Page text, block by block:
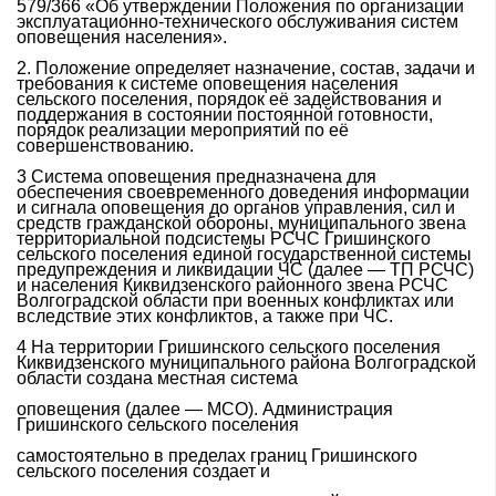
579/366 «Об утверждении Положения по организации
эксплуатационно-технического обслуживания систем
оповещения населения».
2. Положение определяет назначение, состав, задачи и
требования к системе оповещения населения
сельского поселения, порядок её задействования и
поддержания в состоянии постоянной готовности,
порядок реализации мероприятий по её
совершенствованию.
3 Система оповещения предназначена для
обеспечения своевременного доведения информации
и сигнала оповещения до органов управления, сил и
средств гражданской обороны, муниципального звена
территориальной подсистемы РСЧС Гришинского
сельского поселения единой государственной системы
предупреждения и ликвидации ЧС (далее — ТП РСЧС)
и населения Киквидзенского районного звена РСЧС
Волгоградской области при военных конфликтах или
вследствие этих конфликтов, а также при ЧС.
4 На территории Гришинского сельского поселения
Киквидзенского муниципального района Волгоградской
области создана местная система
оповещения (далее — МСО). Администрация
Гришинского сельского поселения
самостоятельно в пределах границ Гришинского
сельского поселения создает и